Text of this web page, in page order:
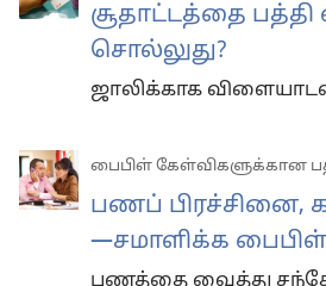
சூதாட்டத்தை
சொல்லுது?
ஜாலிக்காக
பைபிள் கேள்விகளுக்கான
பணப்
—சமாளிக்க பைபிள்